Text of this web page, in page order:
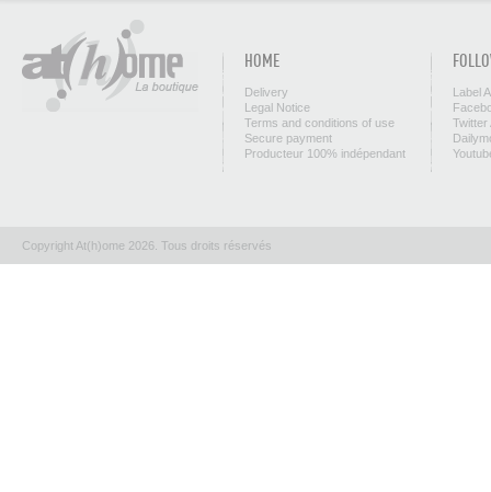
HOME
Delivery
Legal Notice
Terms and conditions of use
Secure payment
Producteur 100% indépendant
Label
Twitter
Copyright At(h)ome 2026. Tous droits réservés